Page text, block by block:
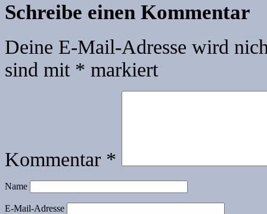
Schreibe einen Kommentar
Deine E-Mail-Adresse wird
sind mit * markiert
Kommentar *
Name
E-Mail-Adresse